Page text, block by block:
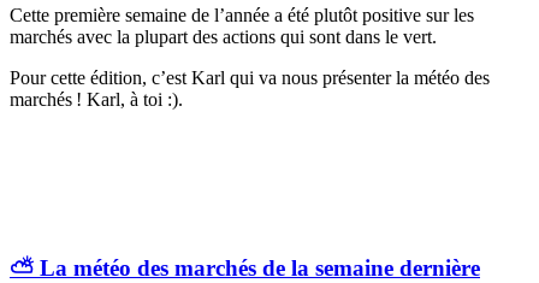
Cette première semaine de l’année a été plutôt positive sur les
marchés avec la plupart des actions qui sont dans le vert.
Pour cette édition, c’est Karl qui va nous présenter la météo des
marchés ! Karl, à toi :).
⛅️ La météo des marchés de la semaine dernière